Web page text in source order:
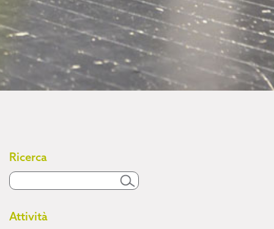
Ricerca
Attività